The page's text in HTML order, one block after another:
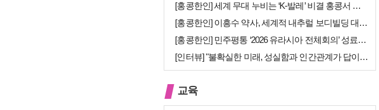
[홍콩한인] 세계 무대 누비는 ‘K-발레’ 비결 홍콩서 연다… 정발레스튜…
[홍콩한인] 이흥수 약사, 세계적 내추럴 보디빌딩 대회 WNBF 홍콩서 …
[홍콩한인] 민주평통 ‘2026 유라시아 전체회의’ 성료… 이재명 대통령…
[인터뷰] "불확실한 미래, 성실함과 인간관계가 답이다"… 최강욱 한은 …
교육